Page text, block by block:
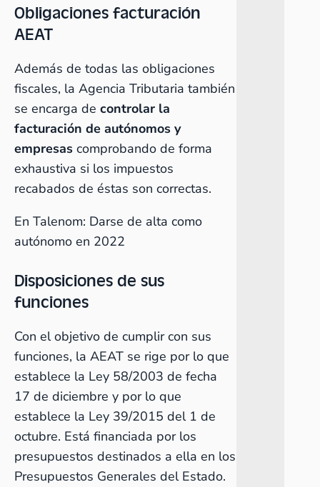
Obligaciones facturación
AEAT
Además de todas las obligaciones
fiscales, la Agencia Tributaria también
se encarga de controlar la
facturación de autónomos y
empresas comprobando de forma
exhaustiva si los impuestos
recabados de éstas son correctas.
En Talenom: Darse de alta como
autónomo en 2022
Disposiciones de sus
funciones
Con el objetivo de cumplir con sus
funciones, la AEAT se rige por lo que
establece la Ley 58/2003 de fecha
17 de diciembre y por lo que
establece la Ley 39/2015 del 1 de
octubre. Está financiada por los
presupuestos destinados a ella en los
Presupuestos Generales del Estado.